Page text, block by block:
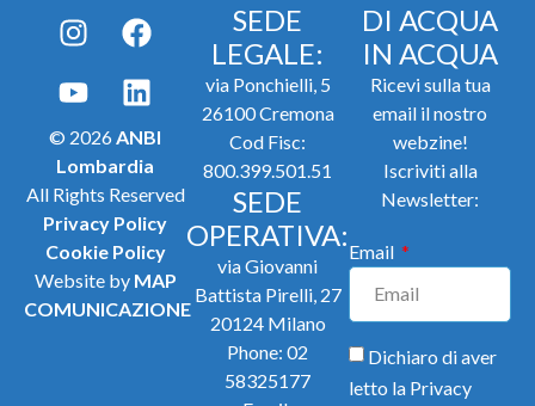
© 2026 ANBI
Lombardia
All Rights Reserved
Privacy Policy
Cookie Policy
Website by MAP
COMUNICAZIONE
SEDE
LEGALE:
via Ponchielli, 5
26100 Cremona
Cod Fisc:
800.399.501.51
SEDE
OPERATIVA:
via Giovanni
Battista Pirelli, 27
20124 Milano
Phone: 02
58325177
DI ACQUA
IN ACQUA
Ricevi sulla tua
email il nostro
webzine!
Iscriviti alla
Newsletter:
Email
Dichiaro di aver
letto la Privacy